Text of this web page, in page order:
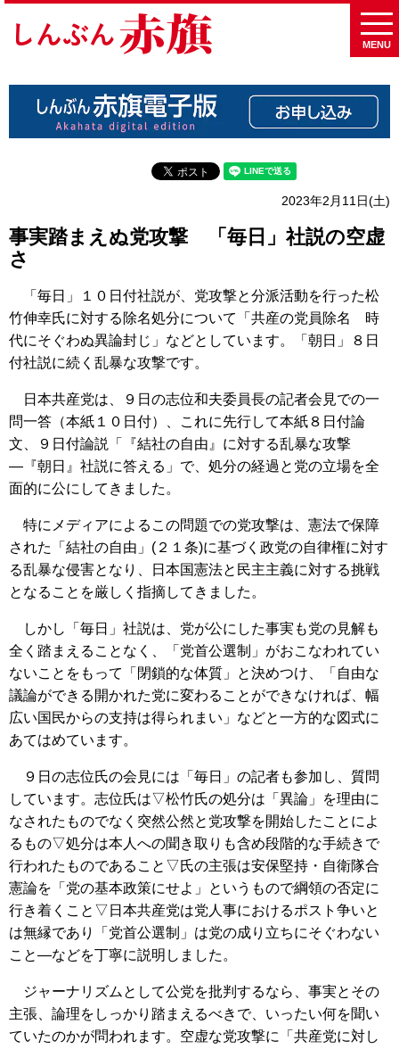
MENU
2023年2月11日(土)
事実踏まえぬ党攻撃 「毎日」社説の空虚
さ
「毎日」１０日付社説が、党攻撃と分派活動を行った松
竹伸幸氏に対する除名処分について「共産の党員除名 時
代にそぐわぬ異論封じ」などとしています。「朝日」８日
付社説に続く乱暴な攻撃です。
日本共産党は、９日の志位和夫委員長の記者会見での一
問一答（本紙１０日付）、これに先行して本紙８日付論
文、９日付論説「『結社の自由』に対する乱暴な攻撃
―『朝日』社説に答える」で、処分の経過と党の立場を全
面的に公にしてきました。
特にメディアによるこの問題での党攻撃は、憲法で保障
された「結社の自由」(２１条)に基づく政党の自律権に対す
る乱暴な侵害となり、日本国憲法と民主主義に対する挑戦
となることを厳しく指摘してきました。
しかし「毎日」社説は、党が公にした事実も党の見解も
全く踏まえることなく、「党首公選制」がおこなわれてい
ないことをもって「閉鎖的な体質」と決めつけ、「自由な
議論ができる開かれた党に変わることができなければ、幅
広い国民からの支持は得られまい」などと一方的な図式に
あてはめています。
９日の志位氏の会見には「毎日」の記者も参加し、質問
しています。志位氏は▽松竹氏の処分は「異論」を理由に
なされたものでなく突然公然と党攻撃を開始したことによ
るもの▽処分は本人への聞き取りも含め段階的な手続きで
行われたものであること▽氏の主張は安保堅持・自衛隊合
憲論を「党の基本政策にせよ」というもので綱領の否定に
行き着くこと▽日本共産党は党人事におけるポスト争いと
は無縁であり「党首公選制」は党の成り立ちにそぐわない
こと―などを丁寧に説明しました。
ジャーナリズムとして公党を批判するなら、事実とその
主張、論理をしっかり踏まえるべきで、いったい何を聞い
ていたのかが問われます。空虚な党攻撃に「共産党に対し